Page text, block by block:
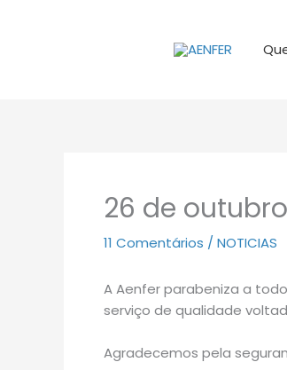
26 de
11 Comentários / NOTICIAS
A Aenfer parabeniza a
serviço de qualidade
Agradecemos pela